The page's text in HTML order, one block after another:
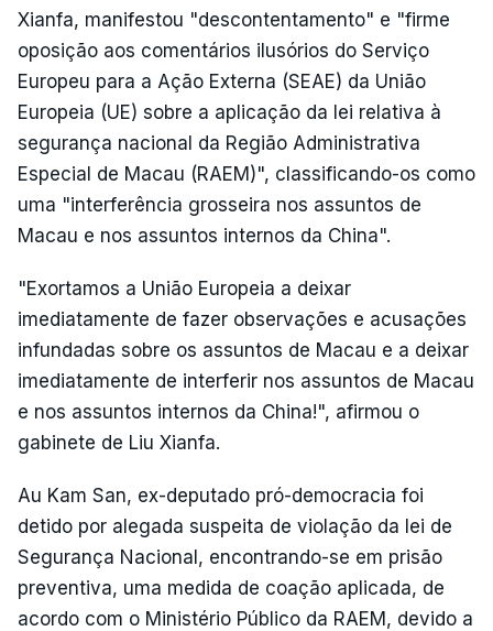
Xianfa, manifestou "descontentamento" e "firme
oposição aos comentários ilusórios do Serviço
Europeu para a Ação Externa (SEAE) da União
Europeia (UE) sobre a aplicação da lei relativa à
segurança nacional da Região Administrativa
Especial de Macau (RAEM)", classificando-os como
uma "interferência grosseira nos assuntos de
Macau e nos assuntos internos da China".
"Exortamos a União Europeia a deixar
imediatamente de fazer observações e acusações
infundadas sobre os assuntos de Macau e a deixar
imediatamente de interferir nos assuntos de Macau
e nos assuntos internos da China!", afirmou o
gabinete de Liu Xianfa.
Au Kam San, ex-deputado pró-democracia foi
detido por alegada suspeita de violação da lei de
Segurança Nacional, encontrando-se em prisão
preventiva, uma medida de coação aplicada, de
acordo com o Ministério Público da RAEM, devido a